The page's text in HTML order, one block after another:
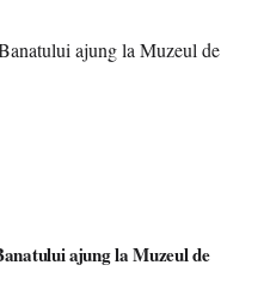
ajung la Muzeul de